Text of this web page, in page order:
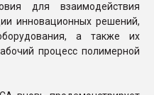
для взаимодействия
инновационных решений,
а также их
процесс полимерной